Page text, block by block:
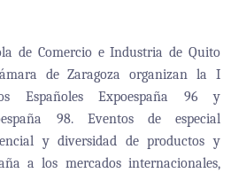
de Comercio e Industria de Quito
de Zaragoza organizan la I
Españoles Expoespaña 96 y
98. Eventos de especial
y diversidad de productos y
a los mercados internacionales,